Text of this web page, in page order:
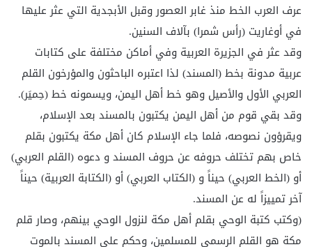
عرف العرب الخط منذ غابر العصور وقبل الأبجدية التي عثر عليها
في أوغاريت (رأس شمرا) بآلاف السنين.
وقد عثر في الجزيرة العربية وفي أماكن مختلفة على كتابات
عربية مدونة بخط (المسند) لذا اعتبره الباحثون والمؤرخون القلم
العربي الأول والأصيل وهو خط أهل اليمن، ويسمونه خط (حِميَر).
وقد بقي قوم من أهل اليمن يكتبون بالمسند بعد الإسلام،
ويقرؤون نصوصه، فلما جاء الإسلام كان أهل مكة يكتبون بقلم
خاص بهم تختلف حروفه عن حروف المسند و دعوه (القلم العربي)
أو (الخط العربي) حيناً و (الكتاب العربي) أو (الكتابة العربية) حيناً
آخر تمييزاً له عن المسند.
(وكتب كتبة الوحي بقلم أهل مكة لنزول الوحي بينهم، وصار قلم
مكة هو القلم الرسمي للمسلمين، وحكم على المسند بالموت